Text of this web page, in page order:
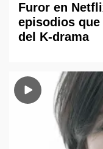
Furor en
episodios
del K-drama